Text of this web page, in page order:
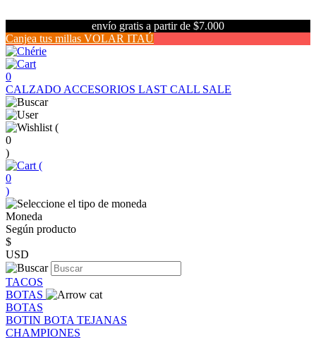
envío gratis a partir de $7.000
Canjea tus millas VOLAR ITAÚ
0
CALZADO ACCESORIOS LAST CALL SALE
(
0
)
(
0
)
Moneda
Según producto
$
USD
TACOS
BOTAS
BOTAS
BOTIN BOTA TEJANAS
CHAMPIONES